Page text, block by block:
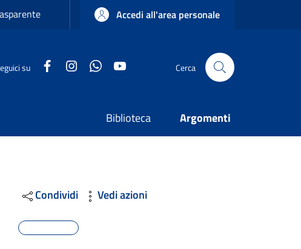
Accedi all'area personale
su FacebookInstagramWhatsApp Cerca
Biblioteca Argomenti
Condividi Vedi azioni